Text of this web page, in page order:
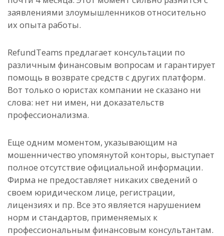
заявлениями злоумышленников относительно
их опыта работы.
RefundTeams предлагает консультации по
различным финансовым вопросам и гарантирует
помощь в возврате средств с других платформ.
Вот только о юристах компании не сказано ни
слова: нет ни имен, ни доказательств
профессионализма.
Еще одним моментом, указывающим на
мошенничество упомянутой конторы, выступает
полное отсутствие официальной информации.
Фирма не предоставляет никаких сведений о
своем юридическом лице, регистрации,
лицензиях и пр. Все это является нарушением
норм и стандартов, применяемых к
профессиональным финансовым консультантам.